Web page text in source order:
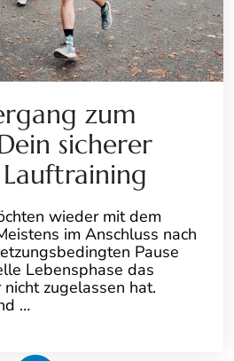
zum
sicherer
wieder mit dem
im Anschluss nach
Pause
Lebensphase das
zugelassen hat.
…